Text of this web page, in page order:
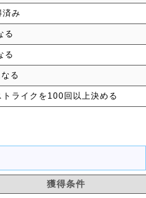
済み
る
る
る
トライクを100回以上決める
獲得条件